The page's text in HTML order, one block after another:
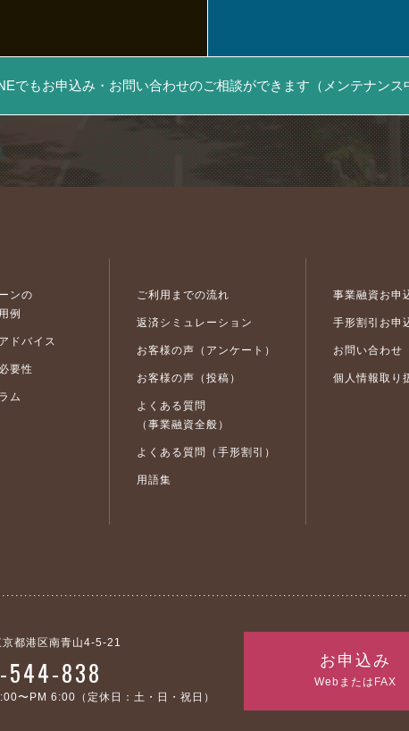
でもお申込み・お問い合わせのご相談ができます （メンテナンス
ンの
例
ドバイス
要性
ム
ご利用までの流れ
返済シミュレーション
お客様の声（アンケート）
お客様の声（投稿）
よくある質問
（事業融資全般）
よくある質問（手形割引）
用語集
事業融資お申
手形割引お申
お問い合わせ
個人情報取り
都港区南青山4-5-21
544-838
〜PM 6:00 （定休日：土・日・祝日）
お申込み
WebまたはFAX